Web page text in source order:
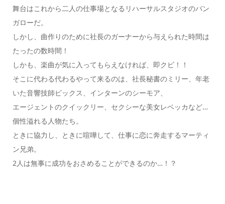
舞台はこれから二人の仕事場となるリハーサルスタジオのバン
ガローだ。
しかし、曲作りのために社長のガーナーから与えられた時間は
たったの数時間！
しかも、楽曲が気に入ってもらえなければ、即クビ！！
そこに代わる代わるやって来るのは、社長秘書のミリー、年老
いた音響技師ビックス、インターンのシーモア、
エージェントのクイックリー、セクシーな美女レベッカなど…
個性溢れる人物たち。
ときに協力し、ときに喧嘩して、仕事に恋に奔走するマーティ
ン兄弟。
2人は無事に成功をおさめることができるのか…！？